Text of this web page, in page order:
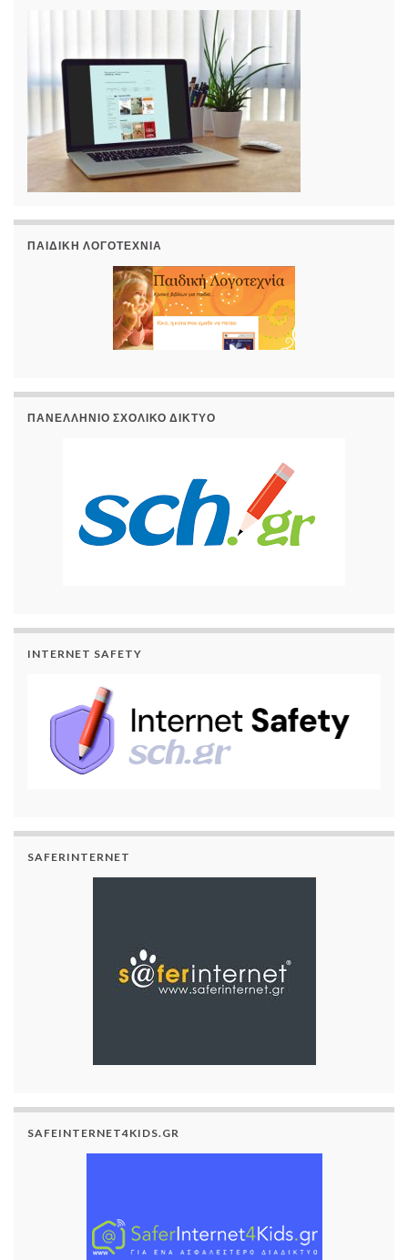
ΠΑΙΔΙΚΉ ΛΟΓΟΤΕΧΝΊΑ
ΠΑΝΕΛΛΉΝΙΟ ΣΧΟΛΙΚΌ ΔΊΚΤΥΟ
INTERNET SAFETY
SAFERINTERNET
SAFEINTERNET4KIDS.GR